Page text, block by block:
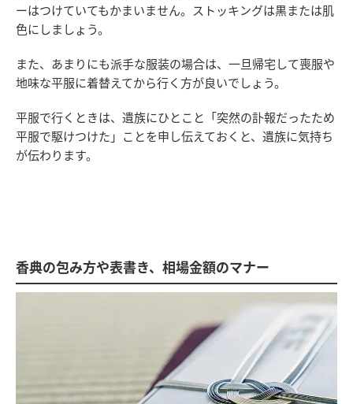
ーはつけていてもかまいません。ストッキングは黒または肌
色にしましょう。
また、あまりにも派手な服装の場合は、一旦帰宅して喪服や
地味な平服に着替えてから行く方が良いでしょう。
平服で行くときは、遺族にひとこと「突然の訃報だったため
平服で駆けつけた」ことを申し伝えておくと、遺族に気持ち
が伝わります。
香典の包み方や表書き、相場金額のマナー